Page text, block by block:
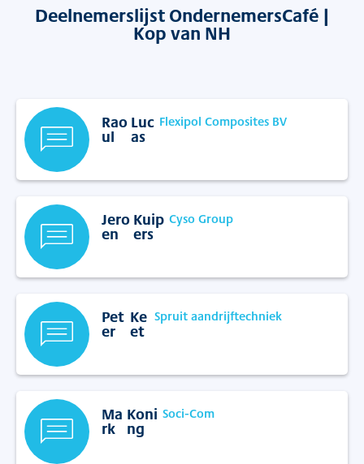
Deelnemerslijst OndernemersCafé |
Kop van NH
Rao
ul
Luc
as
Flexipol Composites BV
Jero
en
Kuip
ers
Cyso Group
Pet
er
Ke
et
Spruit aandrijftechniek
Ma
rk
Koni
ng
Soci-Com